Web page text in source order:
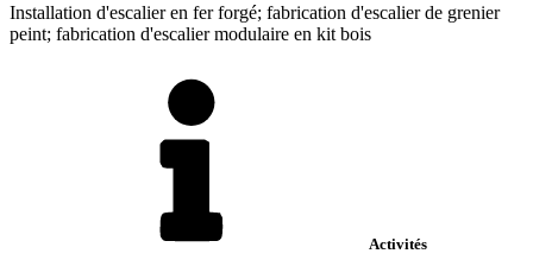
Installation d'escalier en fer forgé; fabrication d'escalier de grenier
peint; fabrication d'escalier modulaire en kit bois
Activités